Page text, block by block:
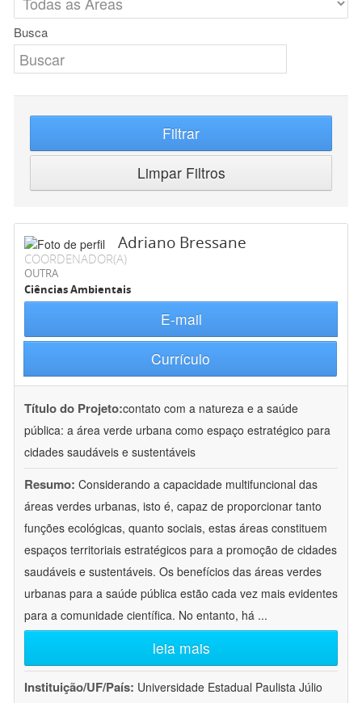
Busca
Filtrar
Limpar Filtros
Adriano Bressane
COORDENADOR(A)
OUTRA
Ciências Ambientais
E-mail
Currículo
Título do Projeto:contato com a natureza e a saúde
pública: a área verde urbana como espaço estratégico para
cidades saudáveis e sustentáveis
Resumo: Considerando a capacidade multifuncional das
áreas verdes urbanas, isto é, capaz de proporcionar tanto
funções ecológicas, quanto sociais, estas áreas constituem
espaços territoriais estratégicos para a promoção de cidades
saudáveis e sustentáveis. Os benefícios das áreas verdes
urbanas para a saúde pública estão cada vez mais evidentes
para a comunidade científica. No entanto, há ...
leia mais
Instituição/UF/País: Universidade Estadual Paulista Júlio